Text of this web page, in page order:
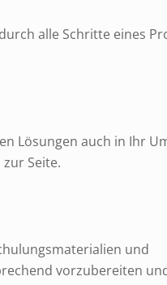
alle Schritte eines
Lösungen auch in Ihr
Seite.
und
vorzubereiten